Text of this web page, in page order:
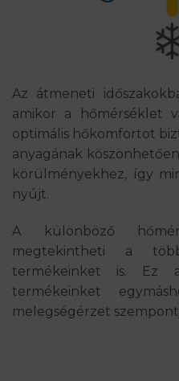
Az átmeneti
amikor a hőmérséklet
optimális hőkomfortot
anyagának
körülményekhez, így
nyújt.
A különböző
megtekintheti a
termékeinket is. Ez
termékeinket
melegségérzet